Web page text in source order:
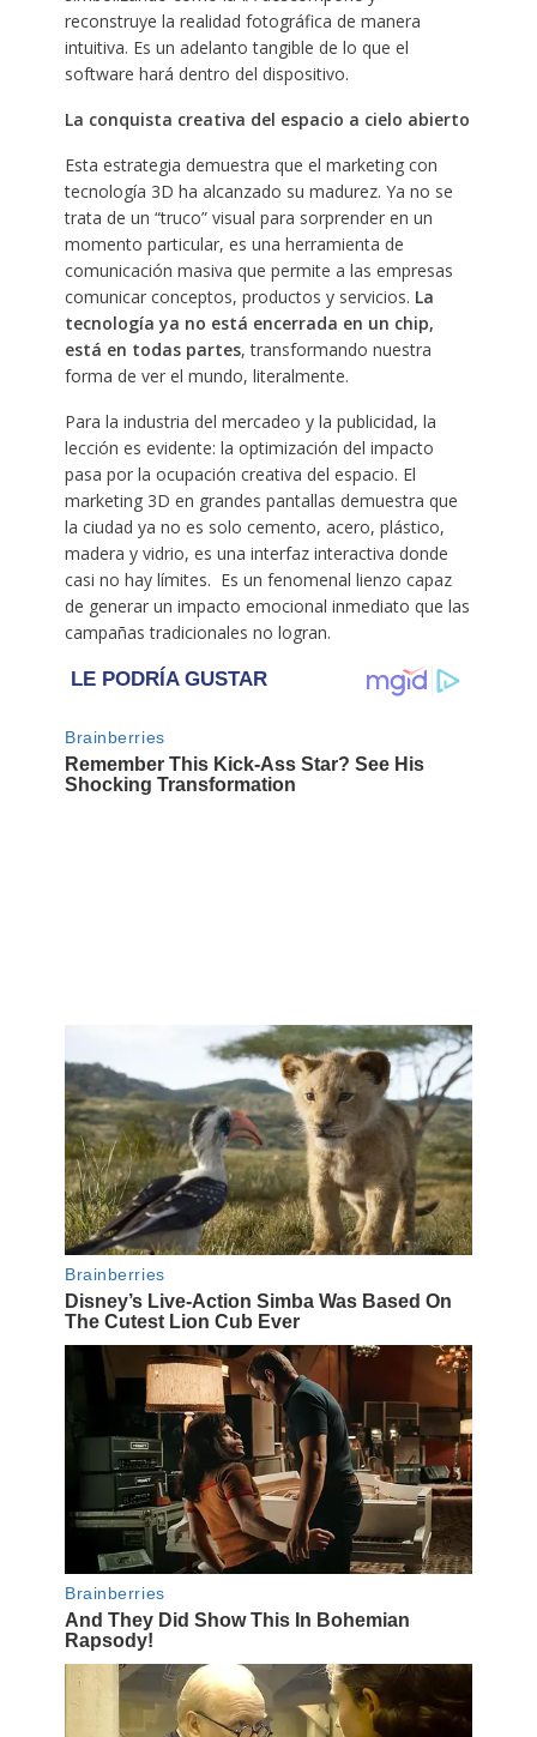
reconstruye la realidad fotográfica de manera
intuitiva. Es un adelanto tangible de lo que el
software hará dentro del dispositivo.
La conquista creativa del espacio a cielo abierto
Esta estrategia demuestra que el marketing con
tecnología 3D ha alcanzado su madurez. Ya no se
trata de un “truco” visual para sorprender en un
momento particular, es una herramienta de
comunicación masiva que permite a las empresas
comunicar conceptos, productos y servicios. La
tecnología ya no está encerrada en un chip,
está en todas partes, transformando nuestra
forma de ver el mundo, literalmente.
Para la industria del mercadeo y la publicidad, la
lección es evidente: la optimización del impacto
pasa por la ocupación creativa del espacio. El
marketing 3D en grandes pantallas demuestra que
la ciudad ya no es solo cemento, acero, plástico,
madera y vidrio, es una interfaz interactiva donde
casi no hay límites. Es un fenomenal lienzo capaz
de generar un impacto emocional inmediato que las
campañas tradicionales no logran.